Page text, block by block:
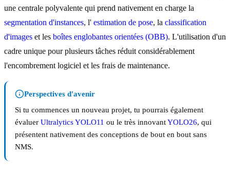
une centrale polyvalente qui prend nativement en charge la
segmentation d'instances, l' estimation de pose, la classification
d'images et les boîtes englobantes orientées (OBB). L'utilisation d'un
cadre unique pour plusieurs tâches réduit considérablement
l'encombrement logiciel et les frais de maintenance.
Perspectives d'avenir
Si tu commences un nouveau projet, tu pourrais également
évaluer Ultralytics YOLO11 ou le très innovantYOLO26, qui
présentent nativement des conceptions de bout en bout sans
NMS.